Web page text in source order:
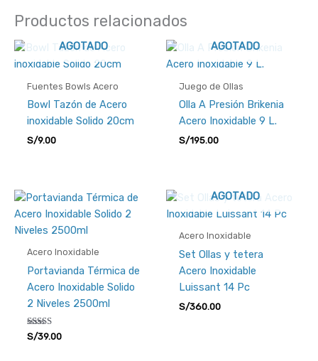
Productos relacionados
AGOTADO
Fuentes Bowls Acero
Bowl Tazón de Acero
inoxidable Solido 20cm
S/9.00
AGOTADO
Juego de Ollas
Olla A Presión Brikenia
Acero Inoxidable 9 L.
S/195.00
Acero Inoxidable
Portavianda Térmica de
Acero Inoxidable Solido
2 Niveles 2500ml
Valorado
con
S/39.00
AGOTADO
Acero Inoxidable
Set Ollas y tetera
Acero Inoxidable
Luissant 14 Pc
S/360.00